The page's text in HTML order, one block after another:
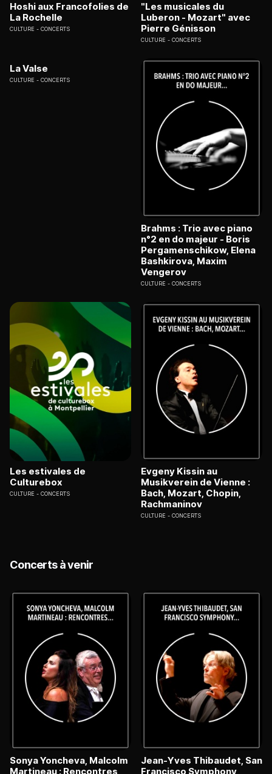
Hoshi aux Francofolies de
La Rochelle
CULTURE CONCERTS
"Les musicales du
Luberon - Mozart" avec
Pierre Génisson
CULTURE CONCERTS
La Valse
CULTURE CONCERTS
Brahms : Trio avec piano
n°2 en do majeur - Boris
Pergamenschikow, Elena
Bashkirova, Maxim
Vengerov
CULTURE CONCERTS
Les estivales de
Culturebox
CULTURE CONCERTS
Evgeny Kissin au
Musikverein de Vienne :
Bach, Mozart, Chopin,
Rachmaninov
CULTURE CONCERTS
Concerts à venir
Sonya Yoncheva, Malcolm
Martineau : Rencontres
Jean-Yves Thibaudet, San
Francisco Symphony